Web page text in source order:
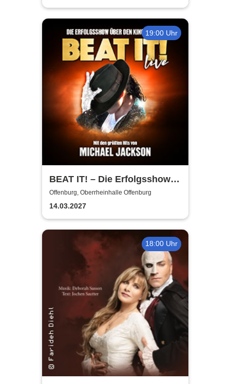
19:00 Uhr
BEAT IT! – Die Erfolgsshow
über den King of Pop!
Offenburg, Oberrheinhalle Offenburg
14.03.2027
18:00 Uhr